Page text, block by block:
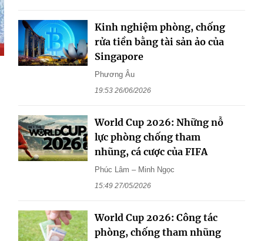
Kinh nghiệm phòng, chống
rửa tiền bằng tài sản ảo của
Singapore
Phương Âu
19:53 26/06/2026
World Cup 2026: Những nỗ
lực phòng chống tham
nhũng, cá cược của FIFA
Phúc Lâm – Minh Ngọc
15:49 27/05/2026
World Cup 2026: Công tác
phòng, chống tham nhũng